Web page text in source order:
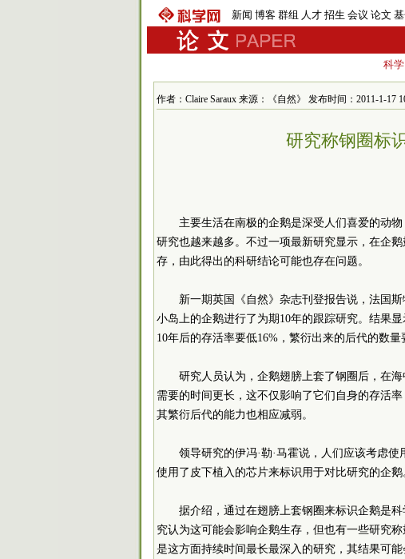
新闻 博客 群组 人才 招生 会议 论文
科
作者：Claire Saraux 来源：《自然》 发布时间：2011-1-17
研究称钢圈标
主要生活在南极的企鹅是深受人们喜爱的动
研究也越来越多。不过一项最新研究显示，在企
存，由此得出的科研结论可能也存在问题。
新一期英国《自然》杂志刊登报告说，法国
小岛上的企鹅进行了为期10年的跟踪研究。结果
10年后的存活率要低16%，繁衍出来的后代的数量
研究人员认为，企鹅翅膀上套了钢圈后，在
需要的时间更长，这不仅影响了它们自身的存活
其繁衍后代的能力也相应减弱。
领导研究的伊冯·勒·马霍说，人们应该考虑
使用了皮下植入的芯片来标识用于对比研究的企鹅
据介绍，通过在翅膀上套钢圈来标识企鹅是
究认为这可能会影响企鹅生存，但也有一些研究
是这方面持续时间最长最深入的研究，其结果可